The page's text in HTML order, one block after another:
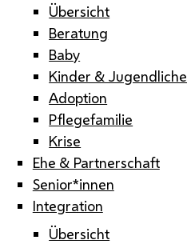
Übersicht
Beratung
Baby
Kinder & Jugendliche
Adoption
Pflegefamilie
Krise
Ehe & Partnerschaft
Senior*innen
Integration
Übersicht